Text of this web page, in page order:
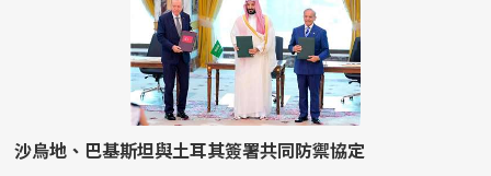
沙烏地、巴基斯坦與土耳其簽署共同防禦協定